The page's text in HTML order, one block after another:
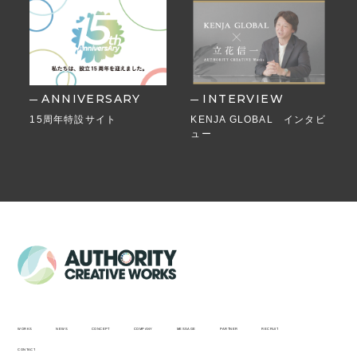
ANNIVERSARY
15周年特設サイト
INTERVIEW
KENJA GLOBAL インタビ
ュー
WORKS NEWS CONCEPT COMPANY MESSAGE PARTNER RECRUIT
CONTACT